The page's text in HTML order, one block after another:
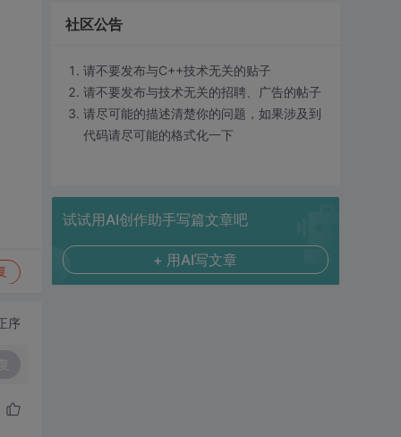
序
社区公告
请不要发布与C++技术无关的贴子
请不要发布与技术无关的招聘、广告的帖子
请尽可能的描述清楚你的问题，如果涉及到
代码请尽可能的格式化一下
试试用AI创作助手写篇文章吧
+ 用AI写文章